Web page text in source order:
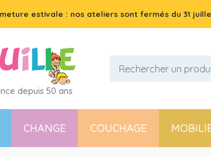
estivale : nos ateliers sont fermés du 31
depuis 50 ans
CHANGE COUCHAGE